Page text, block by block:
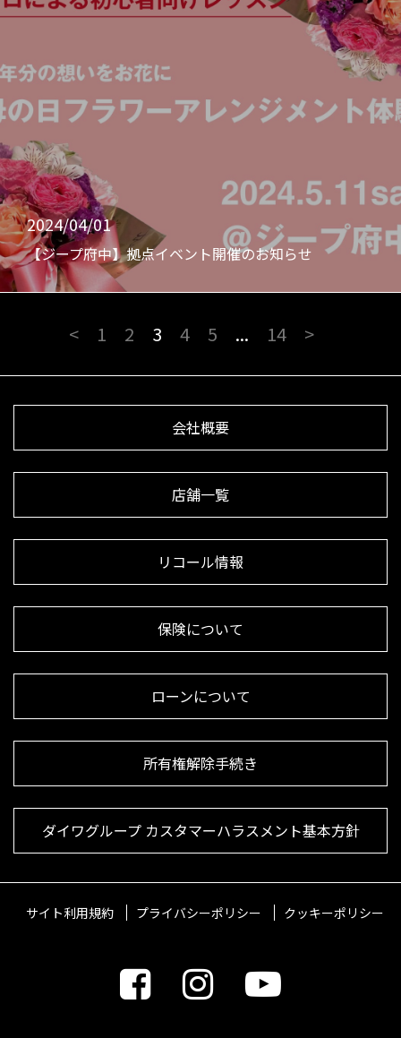
2024/04/01
【ジープ府中】拠点イベント開催のお知らせ
< 1 2 3 4 5 ... 14 >
会社概要
店舗一覧
リコール情報
保険について
ローンについて
所有権解除手続き
ダイワグループ カスタマーハラスメント基本方針
サイト利用規約 プライバシーポリシー クッキーポリシー